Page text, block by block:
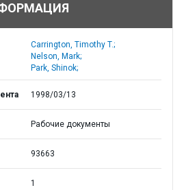
Carrington, Timothy T.;
Nelson, Mark;
Park, Shinok;
1998/03/13
Рабочие документы
93663
1